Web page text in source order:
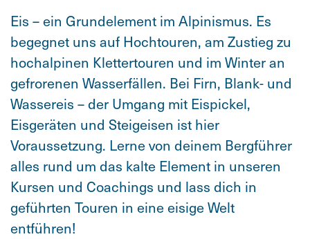
Eis – ein Grundelement im Alpinismus. Es
begegnet uns auf Hochtouren, am Zustieg zu
hochalpinen Klettertouren und im Winter an
gefrorenen Wasserfällen. Bei Firn, Blank- und
Wassereis – der Umgang mit Eispickel,
Eisgeräten und Steigeisen ist hier
Voraussetzung. Lerne von deinem Bergführer
alles rund um das kalte Element in unseren
Kursen und Coachings und lass dich in
geführten Touren in eine eisige Welt
entführen!